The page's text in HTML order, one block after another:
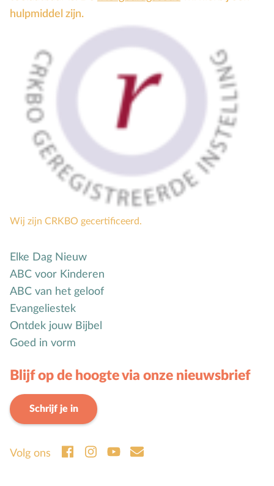
hulpmiddel zijn.
Wij zijn CRKBO gecertificeerd.
Elke Dag Nieuw
ABC voor Kinderen
ABC van het geloof
Evangeliestek
Ontdek jouw Bijbel
Goed in vorm
Blijf op de hoogte via onze nieuwsbrief
Schrijf je in
Volg ons